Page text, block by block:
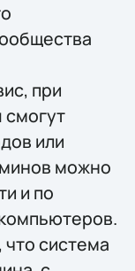
при
или
можно
и по
система